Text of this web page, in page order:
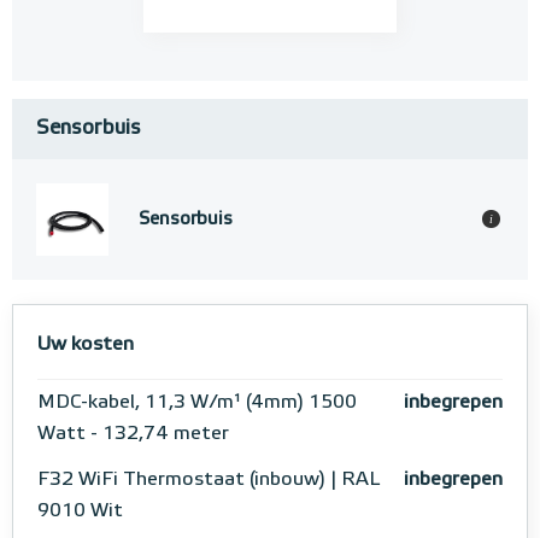
Sensorbuis
Sensorbuis i
Uw kosten
MDC-kabel, 11,3 W/m¹ (4mm) 1500
Watt - 132,74 meter
inbegrepen
F32 WiFi Thermostaat (inbouw) | RAL
9010 Wit
inbegrepen